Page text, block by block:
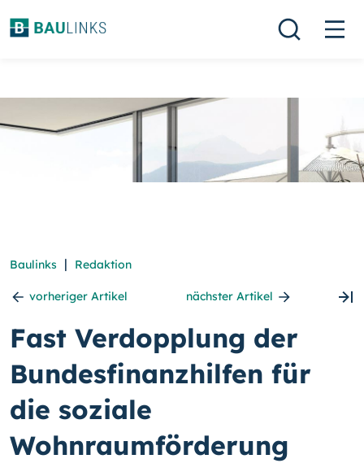
Baulinks | Redaktion
vorheriger Artikel nächster Artikel
Fast Verdopplung der
Bundesfinanzhilfen für
die soziale
Wohnraumförderung